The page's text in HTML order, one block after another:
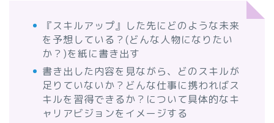
『スキルアップ』した先にどのような未来
を予想している？(どんな人物になりたい
か？)を紙に書き出す
書き出した内容を見ながら、どのスキルが
足りていないか？どんな仕事に携わればス
キルを習得できるか？について具体的なキ
ャリアビジョンをイメージする